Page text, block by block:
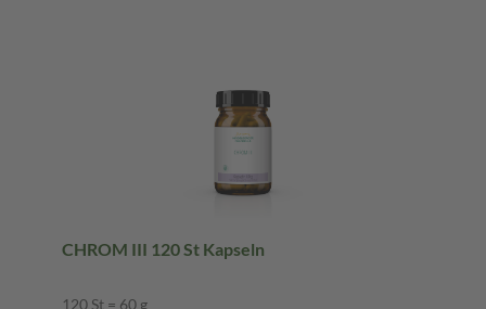
CHROM III 120 St Kapseln
120 St = 60 g